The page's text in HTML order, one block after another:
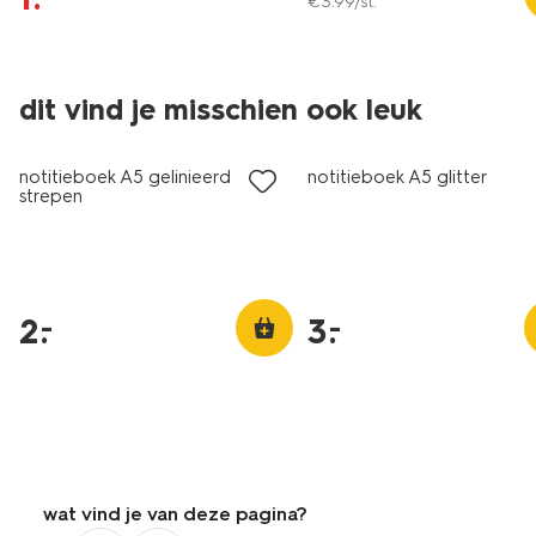
dit vind je misschien ook leuk
laag geprijsd
notitieboek A5 gelinieerd
strepen
2.
–
laag geprijsd
notitieboek A5 glitter
3.
–
wat vind je van deze pagina?